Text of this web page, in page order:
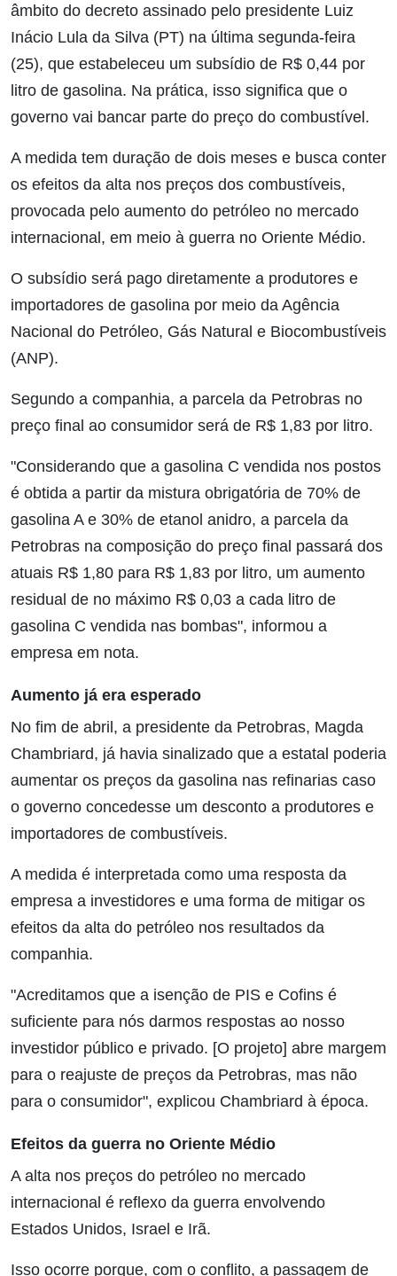
âmbito do decreto assinado pelo presidente Luiz
Inácio Lula da Silva (PT) na última segunda-feira
(25), que estabeleceu um subsídio de R$ 0,44 por
litro de gasolina. Na prática, isso significa que o
governo vai bancar parte do preço do combustível.
A medida tem duração de dois meses e busca conter
os efeitos da alta nos preços dos combustíveis,
provocada pelo aumento do petróleo no mercado
internacional, em meio à guerra no Oriente Médio.
O subsídio será pago diretamente a produtores e
importadores de gasolina por meio da Agência
Nacional do Petróleo, Gás Natural e Biocombustíveis
(ANP).
Segundo a companhia, a parcela da Petrobras no
preço final ao consumidor será de R$ 1,83 por litro.
"Considerando que a gasolina C vendida nos postos
é obtida a partir da mistura obrigatória de 70% de
gasolina A e 30% de etanol anidro, a parcela da
Petrobras na composição do preço final passará dos
atuais R$ 1,80 para R$ 1,83 por litro, um aumento
residual de no máximo R$ 0,03 a cada litro de
gasolina C vendida nas bombas", informou a
empresa em nota.
Aumento já era esperado
No fim de abril, a presidente da Petrobras, Magda
Chambriard, já havia sinalizado que a estatal poderia
aumentar os preços da gasolina nas refinarias caso
o governo concedesse um desconto a produtores e
importadores de combustíveis.
A medida é interpretada como uma resposta da
empresa a investidores e uma forma de mitigar os
efeitos da alta do petróleo nos resultados da
companhia.
"Acreditamos que a isenção de PIS e Cofins é
suficiente para nós darmos respostas ao nosso
investidor público e privado. [O projeto] abre margem
para o reajuste de preços da Petrobras, mas não
para o consumidor", explicou Chambriard à época.
Efeitos da guerra no Oriente Médio
A alta nos preços do petróleo no mercado
internacional é reflexo da guerra envolvendo
Estados Unidos, Israel e Irã.
Isso ocorre porque, com o conflito, a passagem de